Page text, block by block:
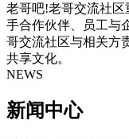
老哥吧!老哥交流社
手合作伙伴、员工与
哥交流社区与相关方
共享文化。
NEWS
新闻中心